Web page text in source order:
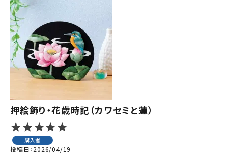
押絵飾り・花歳時記（カワセミと蓮）
購入者
投稿日 2026/04/19